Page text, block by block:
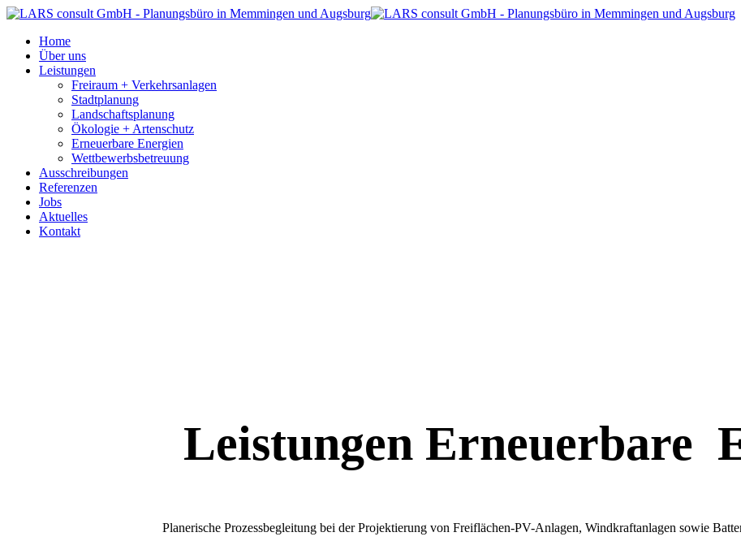
Home
Über uns
Leistungen
Freiraum + Verkehrsanlagen
Stadtplanung
Landschaftsplanung
Ökologie + Artenschutz
Erneuerbare Energien
Wettbewerbsbetreuung
Ausschreibungen
Referenzen
Jobs
Aktuelles
Kontakt
Leistungen Erneuerbare
Planerische Prozessbegleitung bei der Projektierung von Freiflächen-PV-Anlagen, Windkraftanlagen sowie